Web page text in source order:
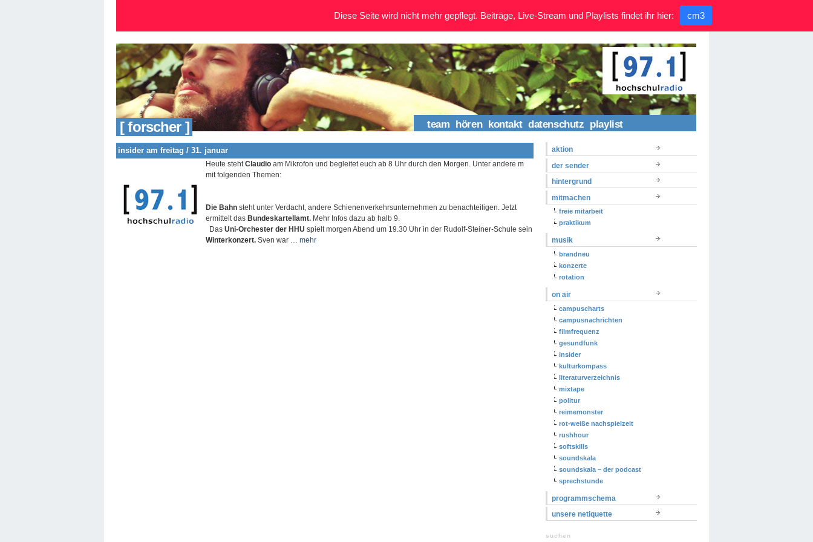
[ forscher ] team hören kontakt datenschutz playlist
insider am freitag / 31. januar
Heute steht Claudio am Mikrofon und begleitet euch ab 8 Uhr durch den Morgen. Unter andere m
mit folgenden Themen:
Die Bahn steht unter Verdacht, andere Schienenverkehrsunternehmen zu benachteiligen. Jetzt
ermittelt das Bundeskartellamt. Mehr Infos dazu ab halb 9.
Das Uni-Orchester der HHU spielt morgen Abend um 19.30 Uhr in der Rudolf-Steiner-Schule sein
Winterkonzert. Sven war … mehr
aktion
der sender
hintergrund
mitmachen
freie mitarbeit
praktikum
musik
brandneu
konzerte
rotation
on air
campuscharts
campusnachrichten
filmfrequenz
gesundfunk
insider
kulturkompass
literaturverzeichnis
mixtape
politur
reimemonster
rot-weiße nachspielzeit
rushhour
softskills
soundskala
soundskala – der podcast
sprechstunde
programmschema
unsere netiquette
suchen
Diese Seite wird nicht mehr gepflegt. Beiträge, Live-Stream und Playlists findet ihr hier: cm3